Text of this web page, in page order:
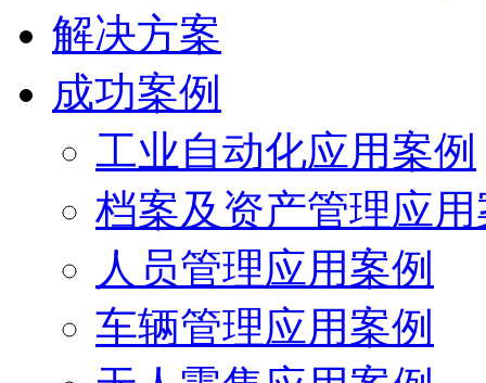
解决方案
成功案例
工业自动化应用案例
档案及资产管理应
人员管理应用案例
车辆管理应用案例